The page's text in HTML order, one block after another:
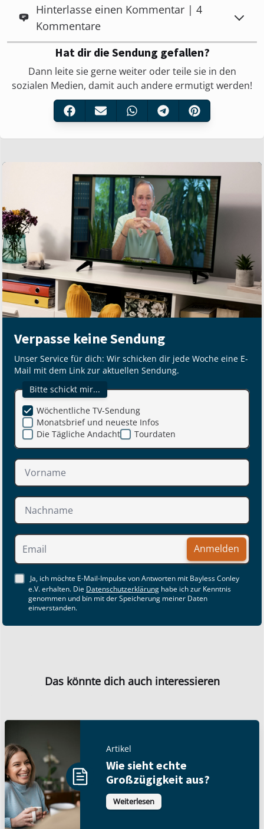
Hinterlasse einen Kommentar | 4
Kommentare
Hat dir die Sendung gefallen?
Dann leite sie gerne weiter oder teile sie in den
sozialen Medien, damit auch andere ermutigt werden!
Verpasse keine Sendung
Unser Service für dich: Wir schicken dir jede Woche eine E-
Mail mit dem Link zur aktuellen Sendung.
Bitte schickt mir...
Monatsbrief und neueste Infos
Die Tägliche Andacht
Wöchentliche TV-Sendung
Tourdaten
Anmelden
Ja, ich möchte E-Mail-Impulse von Antworten mit Bayless Conley
e.V. erhalten. Die Datenschutzerklärung habe ich zur Kenntnis
genommen und bin mit der Speicherung meiner Daten
einverstanden.
Das könnte dich auch interessieren
Artikel
Wie sieht echte
Großzügigkeit aus?
Weiterlesen